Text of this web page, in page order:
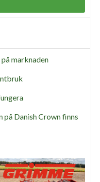
marknaden
på Danish Crown finns